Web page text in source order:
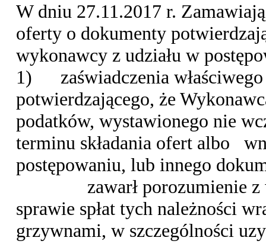
W dniu 27.11.2017 r.
oferty o dokumenty
wykonawcy z udziału w
1)
zaświadczenia
potwierdzającego, że
podatków, wystawionego nie
terminu składania ofert albo
postępowaniu, lub innego
zawarł porozumienie
sprawie spłat tych należności
grzywnami, w szczególności